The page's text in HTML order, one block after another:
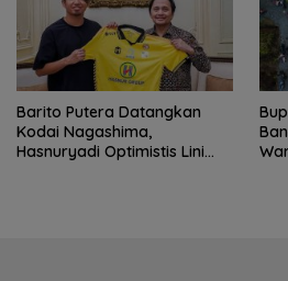
Barito Putera Datangkan
Kodai Nagashima,
Hasnuryadi Optimistis Lini